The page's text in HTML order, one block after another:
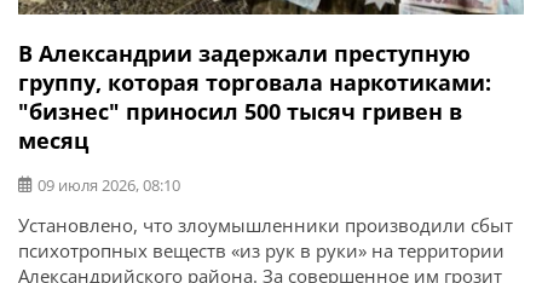
В Александрии задержали преступную
группу, которая торговала наркотиками:
"бизнес" приносил 500 тысяч гривен в
месяц
09 июля 2026, 08:10
Установлено, что злоумышленники производили сбыт
психотропных веществ «из рук в руки» на территории
Александрийского района. За совершенное им грозит